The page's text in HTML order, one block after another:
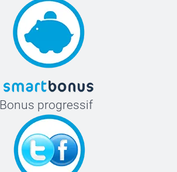
Bonus progressif